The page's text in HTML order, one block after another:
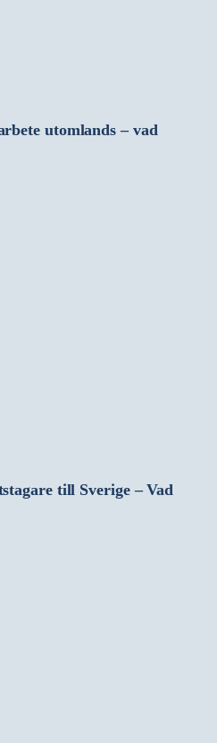
utomlands – vad
till Sverige – Vad